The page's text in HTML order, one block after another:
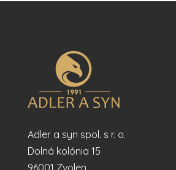
Adler a syn spol. s r. o.
Dolná kolónia 15